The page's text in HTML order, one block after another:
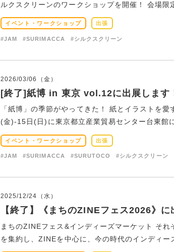
ルクスクリーンのワークショップを開催！ 会場限
イベント・ワークショップ 出張
#JAM #SURIMACCA #シルクスクリーン
2026/03/06（金）
[終了]紙博 in 東京 vol.12に出展します
「紙博」の季節がやってきた！ 紙とイラストを
(金)-15日(日)に東京都立産業貿易センター台東館
イベント・ワークショップ 出張
#JAM #SURIMACCA #SURUTOCO #シルクスクリーン
2025/12/24（水）
【終了】《まちのZINEフェス2026》に
まちのZINEフェス&インディーズマーケット それ
を集約し、ZINEを中心に、今の時代のインディー